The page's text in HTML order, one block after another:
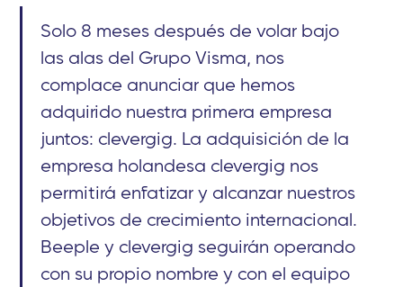
Solo 8 meses después de volar bajo
las alas del Grupo Visma, nos
complace anunciar que hemos
adquirido nuestra primera empresa
juntos: clevergig. La adquisición de la
empresa holandesa clevergig nos
permitirá enfatizar y alcanzar nuestros
objetivos de crecimiento internacional.
Beeple y clevergig seguirán operando
con su propio nombre y con el equipo